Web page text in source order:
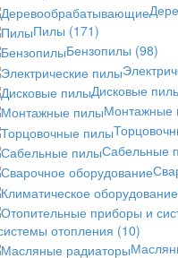
Пилы (171)
Бензопилы (98)
Дисковые
Монтажные
Сабельные
отопления (10)